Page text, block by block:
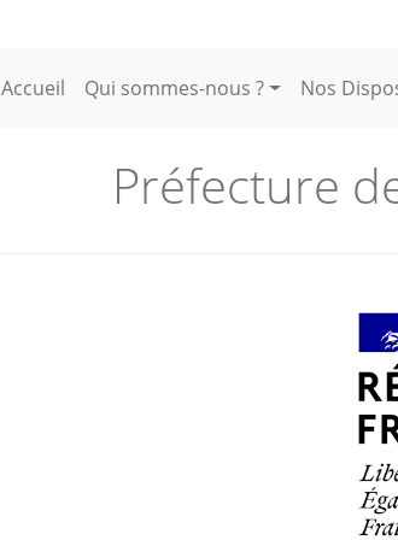
Main navigation
Accueil Qui sommes-nous ? Nos
Préfecture